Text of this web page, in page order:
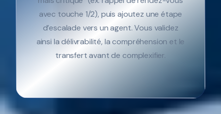
avec touche 1/2), puis ajoutez une étape
d’escalade vers un agent. Vous validez
ainsi la délivrabilité, la compréhension et le
transfert avant de complexifier.